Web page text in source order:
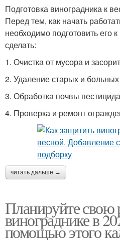
Подготовка виноградника к
Перед тем, как начать
необходимо подготовить его
сделать:
1. Очистка от мусора и
2. Удаление старых и
3. Обработка почвы
4. Проверка и ремонт
читать дальше →
Планируйте свою
винограднике в
помощью этого